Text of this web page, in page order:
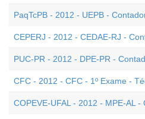
PaqTcPB - 2012 - UEPB -
CEPERJ - 2012 - CEDAE-RJ -
PUC-PR - 2012 - DPE-PR -
CFC - 2012 - CFC - 1º Exame -
COPEVE-UFAL - 2012 - MPE-AL -